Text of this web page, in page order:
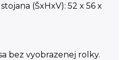
(ŠxHxV): 52 x 56 x
bez vyobrazenej rolky.